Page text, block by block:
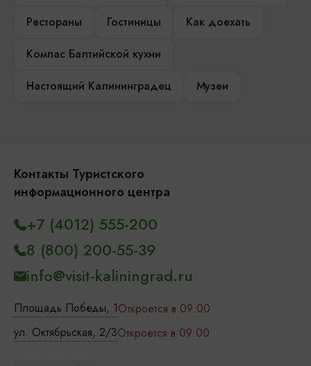
Рестораны
Гостиницы
Как доехать
Компас Балтийской кухни
Настоящий Калининградец
Музеи
Контакты Туристского
информационного центра
Площадь Победы, 1Откроется в 09:00
ул. Октябрьская, 2/3Откроется в 09:00
+7 (4012) 555-200
8 (800) 200-55-39
info@visit-kaliningrad.ru